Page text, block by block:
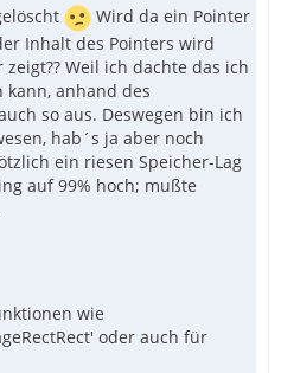
Wird da ein Pointer
Inhalt des Pointers wird
Weil ich dachte das ich
kann, anhand des
so aus. Deswegen bin ich
hab´s ja aber noch
ein riesen Speicher-Lag
auf 99% hoch; mußte
wie
oder auch für